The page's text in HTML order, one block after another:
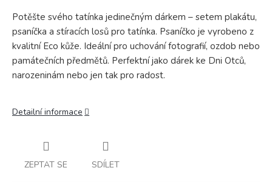
Potěšte svého tatínka jedinečným dárkem – setem plakátu,
psaníčka a stíracích losů pro tatínka. Psaníčko je vyrobeno z
kvalitní Eco kůže. Ideální pro uchování fotografií, ozdob nebo
památečních předmětů. Perfektní jako dárek ke Dni Otců,
narozeninám nebo jen tak pro radost.
Detailní informace
ZEPTAT SE SDÍLET